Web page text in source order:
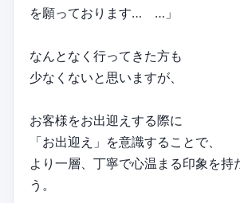
を願っております… …」
なんとなく行ってきた方も
少なくないと思いますが、
お客様をお出迎えする際に
「お出迎え」を意識することで、
より一層、丁寧で心温まる印象を持
う。